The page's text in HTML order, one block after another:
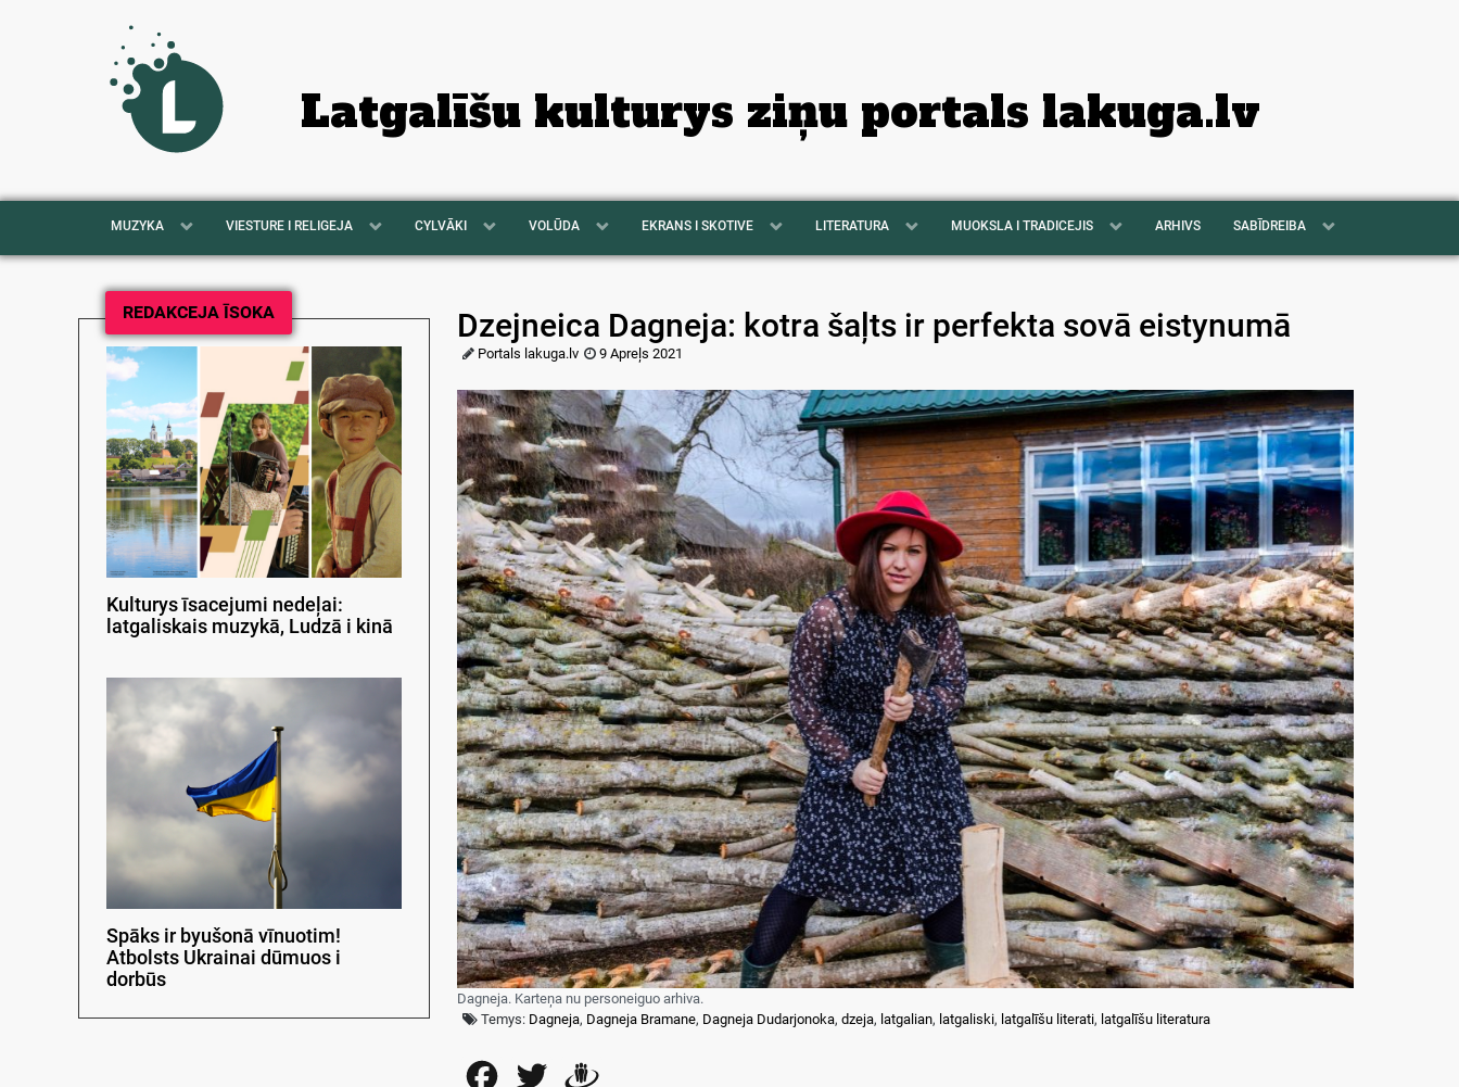
Latgalīšu kulturys ziņu portals lakuga.lv
MUZYKA VIESTURE I RELIGEJA CYLVĀKI VOLŪDA EKRANS I SKOTIVE LITERATURA MUOKSLA I TRADICEJIS ARHIVS SABĪDREIBA
REDAKCEJA ĪSOKA
Kulturys īsacejumi nedeļai:
latgaliskais muzykā, Ludzā i kinā
Spāks ir byušonā vīnuotim!
Atbolsts Ukrainai dūmuos i
dorbūs
Dzejneica Dagneja: kotra šaļts ir perfekta sovā eistynumā
Portals lakuga.lv 9 Apreļs 2021
Dagneja. Karteņa nu personeiguo arhiva.
Temys: Dagneja, Dagneja Bramane, Dagneja Dudarjonoka, dzeja, latgalian, latgaliski, latgalīšu literati, latgalīšu literatura
FacebookTwitter